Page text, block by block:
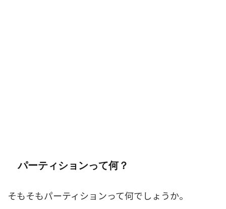
パーティションって何？
そもそもパーティションって何でしょうか。